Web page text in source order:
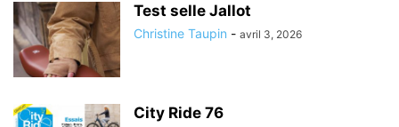
Test selle Jallot
Christine Taupin - avril 3, 2026
City Ride 76